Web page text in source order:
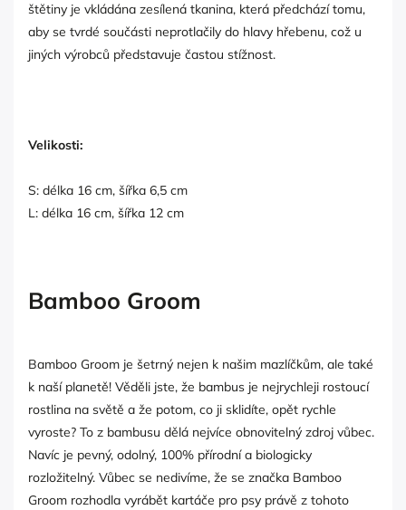
štětiny je vkládána zesílená tkanina, která předchází tomu,
aby se tvrdé součásti neprotlačily do hlavy hřebenu, což u
jiných výrobců představuje častou stížnost.
Velikosti:
S: délka 16 cm, šířka 6,5 cm
L: délka 16 cm, šířka 12 cm
Bamboo Groom
Bamboo Groom je šetrný nejen k našim mazlíčkům, ale také
k naší planetě! Věděli jste, že bambus je nejrychleji rostoucí
rostlina na světě a že potom, co ji sklidíte, opět rychle
vyroste? To z bambusu dělá nejvíce obnovitelný zdroj vůbec.
Navíc je pevný, odolný, 100% přírodní a biologicky
rozložitelný. Vůbec se nedivíme, že se značka Bamboo
Groom rozhodla vyrábět kartáče pro psy právě z tohoto